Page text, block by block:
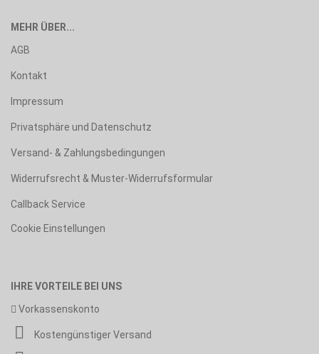
MEHR ÜBER...
AGB
Kontakt
Impressum
Privatsphäre und Datenschutz
Versand- & Zahlungsbedingungen
Widerrufsrecht & Muster-Widerrufsformular
Callback Service
Cookie Einstellungen
IHRE VORTEILE BEI UNS
Vorkassenskonto
Kostengünstiger Versand